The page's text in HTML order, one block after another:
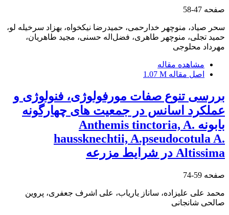
صفحه 47-58
سحر صیاد، منوچهر خدارحمی، حمیدرضا نیکخواه، بهزاد سرخی‏له لو،
حمید تجلی، منوچهر طاهری، فضل‌اله حسنی، مجید طاهریان،
مهرداد محلوجی
مشاهده مقاله
اصل مقاله 1.07 M
بررسی تنوع صفات مورفولوژی، فنولوژی و
عملکرد اسانس در جمعیت‏ های چهارگونه
بابونه Anthemis tinctoria, A.
haussknechtii, A.pseudocotula A.
Altissima در شرایط مزرعه‌
صفحه 59-74
محمد علی علیزاده، ساناز یاریاب، علی اشرف جعفری، پروین
صالحی شانجانی